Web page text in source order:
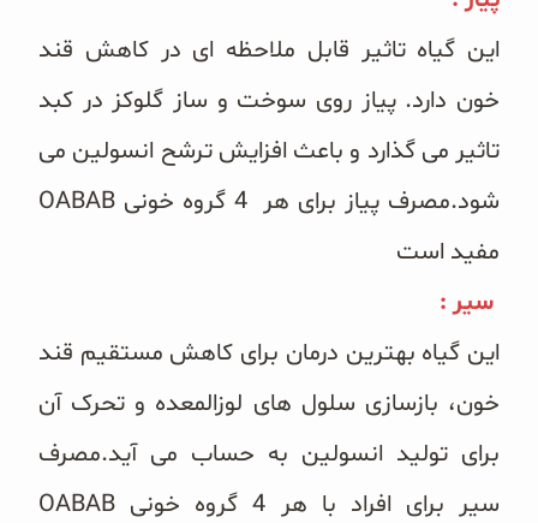
این گیاه تاثیر قابل ملاحظه ای در کاهش قند
خون دارد. پیاز روی سوخت و ساز گلوکز در کبد
تاثیر می گذارد و باعث افزایش ترشح انسولین می
شود.مصرف پیاز برای هر 4 گروه خونی OABAB
مفید است
سیر :
این گیاه بهترین درمان برای کاهش مستقیم قند
خون، بازسازی سلول های لوزالمعده و تحرک آن
برای تولید انسولین به حساب می آید.مصرف
سیر برای افراد با هر 4 گروه خونی OABAB